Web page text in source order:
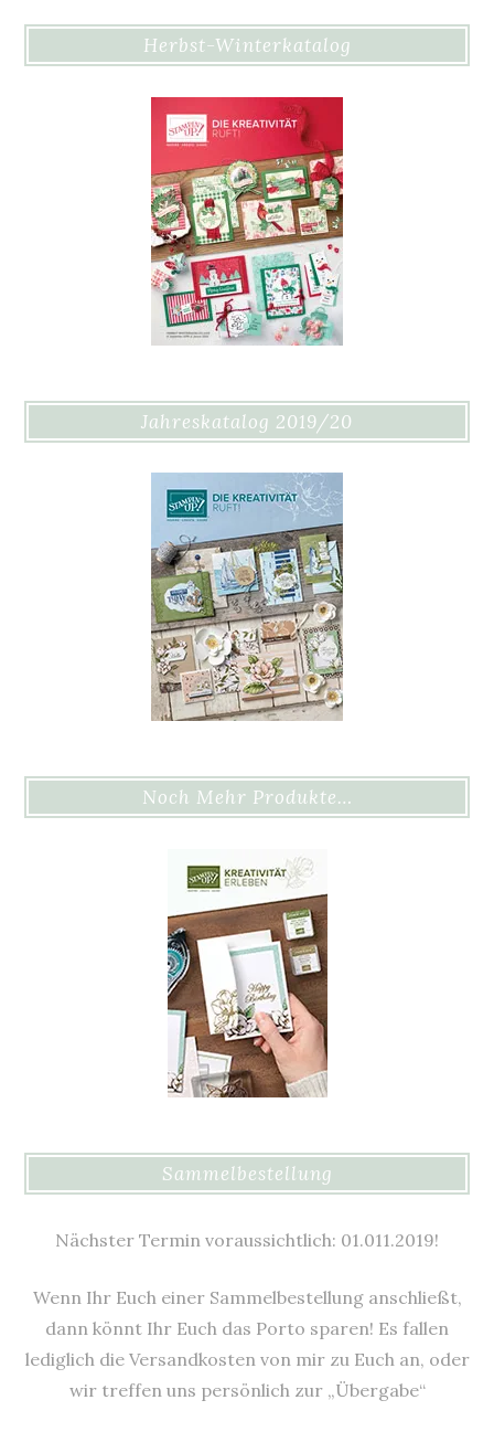
Herbst-Winterkatalog
Jahreskatalog 2019/20
Noch Mehr Produkte…
Sammelbestellung
Nächster Termin voraussichtlich: 01.011.2019!
Wenn Ihr Euch einer Sammelbestellung anschließt,
dann könnt Ihr Euch das Porto sparen! Es fallen
lediglich die Versandkosten von mir zu Euch an, oder
wir treffen uns persönlich zur „Übergabe“